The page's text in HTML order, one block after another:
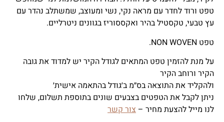
טפט ורוד לחדר עם מראה נקי, נשי ומעוצב, שמשתלב נהדר עם
עץ טבעי, טקסטיל בהיר ואקססוריז בגוונים ניטרליים.
טפט NON WOVEN.
על מנת להזמין טפט המתאים לגודל הקיר יש למדוד את גובה
הקיר ורוחב הקיר
ולהקליד את התוצאה בס״מ ב׳גודל בהתאמה אישית׳
ניתן לקבל את הטפטים בצבעים שונים בתוספת תשלום, שלחו
לנו מייל להצעת מחיר – צור קשר